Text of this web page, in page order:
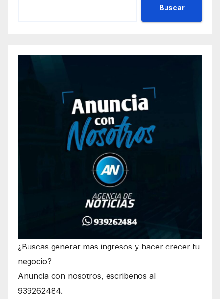
Buscar
¿Buscas generar mas ingresos y hacer crecer tu
negocio?
Anuncia con nosotros, escribenos al
939262484.